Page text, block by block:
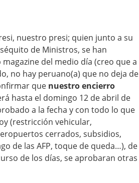
nuestro presi; quien junto a su
de Ministros, se han
del medio día (creo que a
no hay peruano(a) que no deja de
que nuestro encierro
hasta el domingo 12 de abril de
a la fecha y con todo lo que
(restricción vehicular,
cerrados, subsidios,
de las AFP, toque de queda…), de
de los días, se aprobaran otras